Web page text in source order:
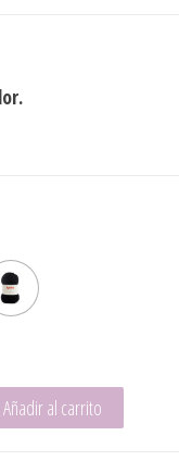
Añadir al carrito